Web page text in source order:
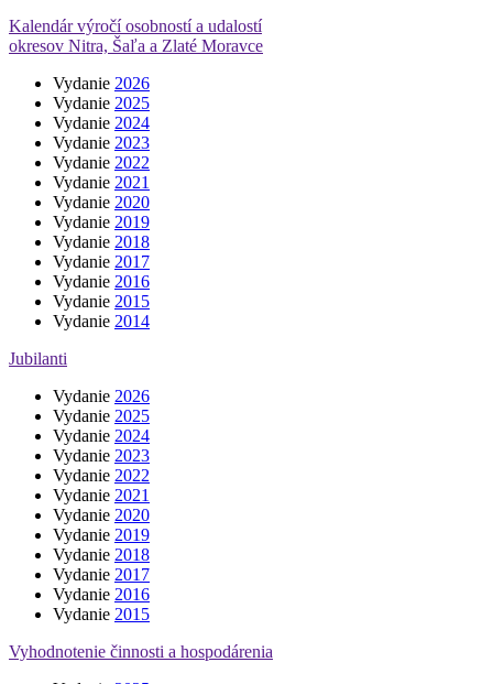
Kalendár výročí osobností a udalostí
okresov Nitra, Šaľa a Zlaté Moravce
Vydanie 2026
Vydanie 2025
Vydanie 2024
Vydanie 2023
Vydanie 2022
Vydanie 2021
Vydanie 2020
Vydanie 2019
Vydanie 2018
Vydanie 2017
Vydanie 2016
Vydanie 2015
Vydanie 2014
Jubilanti
Vydanie 2026
Vydanie 2025
Vydanie 2024
Vydanie 2023
Vydanie 2022
Vydanie 2021
Vydanie 2020
Vydanie 2019
Vydanie 2018
Vydanie 2017
Vydanie 2016
Vydanie 2015
Vyhodnotenie činnosti a hospodárenia